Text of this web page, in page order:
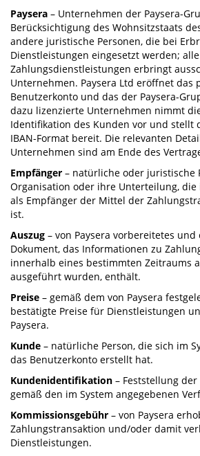
Paysera – Unternehmen der Paysera-
Berücksichtigung des Wohnsitzstaats
andere juristische Personen, die bei
Dienstleistungen eingesetzt werden; alle
Zahlungsdienstleistungen erbringt
Unternehmen. Paysera Ltd eröffnet das
Benutzerkonto und das der Paysera-
dazu lizenzierte Unternehmen nimmt
Identifikation des Kunden vor und stellt
IBAN-Format bereit. Die relevanten
Unternehmen sind am Ende des
Empfänger – natürliche oder juristische
Organisation oder ihre Unterteilung,
als Empfänger der Mittel der
ist.
Auszug – von Paysera vorbereitetes und
Dokument, das Informationen zu
innerhalb eines bestimmten Zeitraums
ausgeführt wurden, enthält.
Preise – gemäß dem von Paysera
bestätigte Preise für Dienstleistungen
Paysera.
Kunde – natürliche Person, die sich im
das Benutzerkonto erstellt hat.
Kundenidentifikation – Feststellung
gemäß den im System angegebenen
Kommissionsgebühr – von Paysera
Zahlungstransaktion und/oder damit
Dienstleistungen.